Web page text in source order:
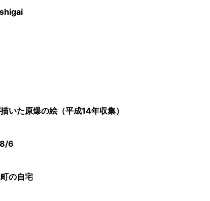
いた原爆の絵（平成14年収集）
6
の自宅